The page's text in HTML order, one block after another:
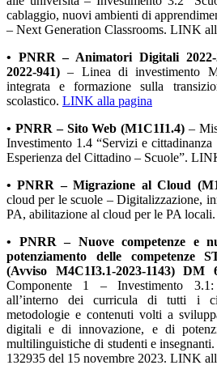
cablaggio, nuovi ambienti di
– Next Generation Classrooms. LINK
• PNRR – Animatori Digitali 2022-
2022-941) – Linea di investimento
integrata e formazione sulla
scolastico. LINK alla pagina
• PNRR – Sito Web (M1C1I1.4) –
Investimento 1.4 “Servizi e
Esperienza del Cittadino – Scuole”.
• PNRR – Migrazione al Cloud
cloud per le scuole – Digitalizzazione,
PA, abilitazione al cloud per le PA
• PNRR – Nuove competenze e
potenziamento delle competenze
(Avviso M4C1I3.1-2023-1143) DM
Componente 1 – Investimento 3.1:
all’interno dei curricula di tutti i
metodologie e contenuti volti a
digitali e di innovazione, e di
multilinguistiche di studenti e
132935 del 15 novembre 2023. LINK